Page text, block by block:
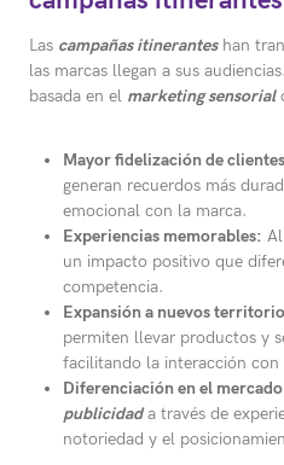
Las campañas itineranteshan
las marcas llegan a sus
basada en el marketing sensorial
Mayor fidelización de
generan recuerdos más
emocional con la marca.
Experiencias memorables:
un impacto positivo que
competencia.
Expansión a nuevos
permiten llevar productos y
facilitando la interacción con
Diferenciación en el
publicidada través de
notoriedad y el